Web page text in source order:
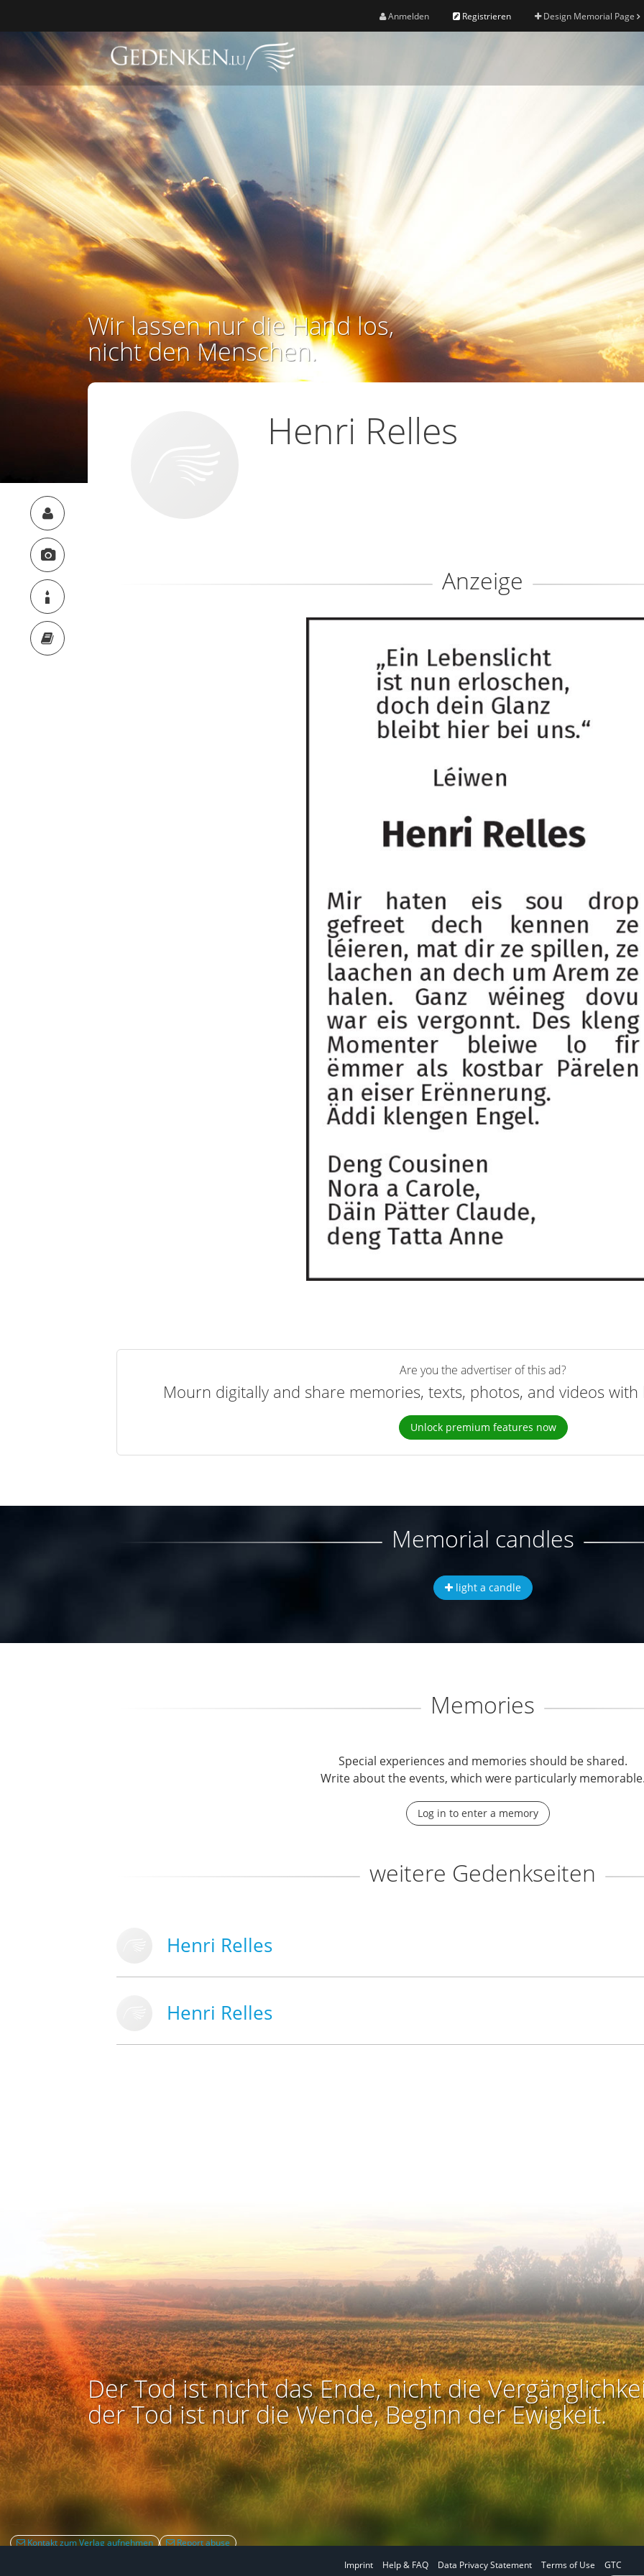
Anmelden Registrieren Design Memorial Page
Wir lassen nur die Hand los,
nicht den Menschen.
Henri Relles
Anzeige
Are you the advertiser of this ad?
Mourn digitally and share memories, texts, photos, and videos
Unlock premium features now
Memorial candles
light a candle
Memories
Special experiences and memories should be shared.
Write about the events, which were particularly
Log in to enter a memory
weitere Gedenkseiten
Henri Relles
Henri Relles
Der Tod ist nicht das Ende, nicht die
der Tod ist nur die Wende, Beginn der Ewigkeit.
Kontakt zum Verlag aufnehmen
Report abuse
Imprint
Help & FAQ Data Privacy Statement Terms of Use
GTC